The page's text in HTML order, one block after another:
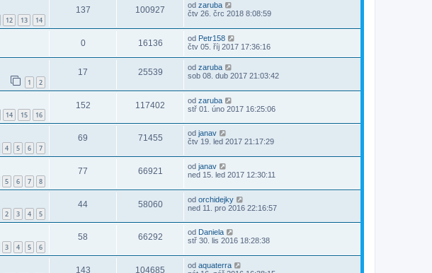
12 13 14
137 100927 od zaruba
čtv 26. črc 2018 8:08:59
0 16136 od Petr158
čtv 05. říj 2017 17:36:16
1 2
17 25539 od zaruba
sob 08. dub 2017 21:03:42
14 15 16
152 117402 od zaruba
stř 01. úno 2017 16:25:06
4 5 6 7
69 71455 od janav
čtv 19. led 2017 21:17:29
5 6 7 8
77 66921 od janav
ned 15. led 2017 12:30:11
2 3 4 5
44 58060 od orchidejky
ned 11. pro 2016 22:16:57
3 4 5 6
58 66292 od Daniela
stř 30. lis 2016 18:28:38
143 104685 od aquaterra